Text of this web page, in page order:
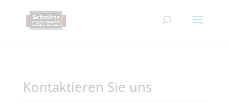
Kontaktieren Sie uns